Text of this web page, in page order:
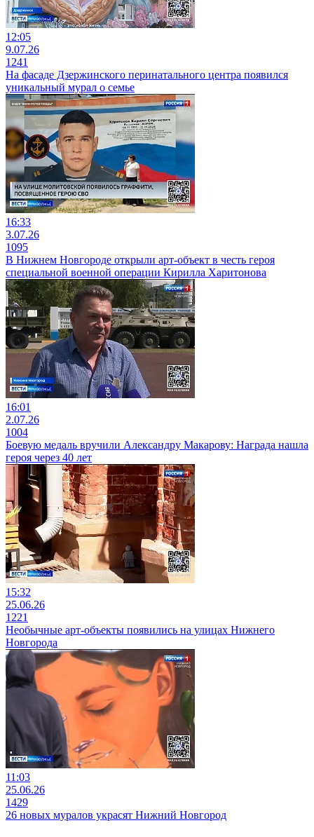
12:05
9.07.26
1241
На фасаде Дзержинского перинатального центра появился
уникальный мурал о семье
16:33
3.07.26
1095
В Нижнем Новгороде открыли арт-объект в честь героя
специальной военной операции Кирилла Харитонова
16:01
2.07.26
1004
Боевую медаль вручили Александру Макарову: Награда нашла
героя через 40 лет
15:32
25.06.26
1221
Необычные арт-объекты появились на улицах Нижнего
Новгорода
11:03
25.06.26
1429
26 новых муралов украсят Нижний Новгород